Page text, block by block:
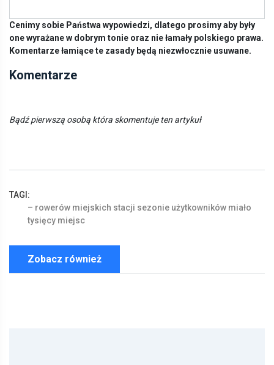
Cenimy sobie Państwa wypowiedzi, dlatego prosimy aby były
one wyrażane w dobrym tonie oraz nie łamały polskiego prawa.
Komentarze łamiące te zasady będą niezwłocznie usuwane.
Komentarze
Bądź pierwszą osobą która skomentuje ten artykuł
TAGI:
– rowerów miejskich stacji sezonie użytkowników miało
tysięcy miejsc
Zobacz również